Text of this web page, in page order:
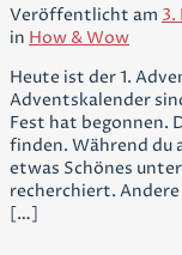
Veröffentlicht am 3.
in How & Wow
Heute ist der 1.
Adventskalender
Fest hat begonnen.
finden. Während du
etwas Schönes
recherchiert.
[…]